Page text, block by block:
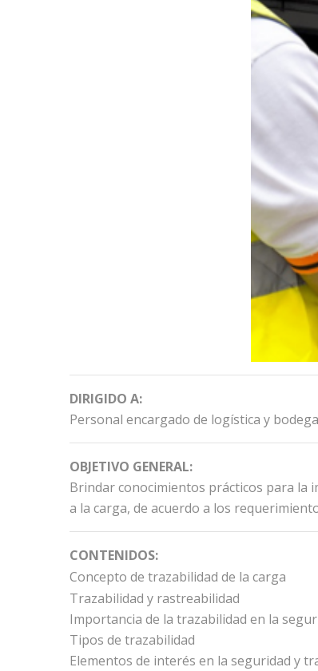
DIRIGIDO A:
Personal encargado de logística y
OBJETIVO GENERAL:
Brindar conocimientos prácticos para la
a la carga, de acuerdo a los
CONTENIDOS:
Concepto de trazabilidad de la carga
Trazabilidad y rastreabilidad
Importancia de la trazabilidad en la
Tipos de trazabilidad
Elementos de interés en la seguridad y